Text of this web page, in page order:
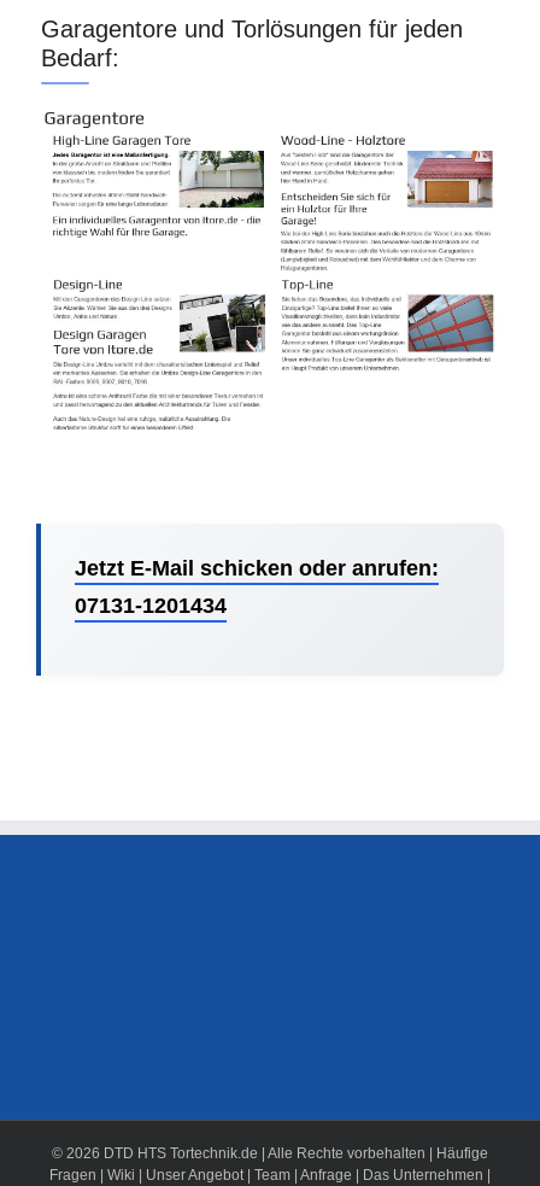
Garagentore und Torlösungen für jeden
Bedarf:
Jetzt E-Mail schicken oder anrufen:
07131-1201434
© 2026 DTD HTS Tortechnik.de | Alle Rechte vorbehalten | Häufige
Fragen | Wiki | Unser Angebot| Team | Anfrage | Das Unternehmen |